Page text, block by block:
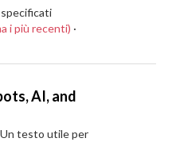
i più recenti) ·
AI, and
testo utile per